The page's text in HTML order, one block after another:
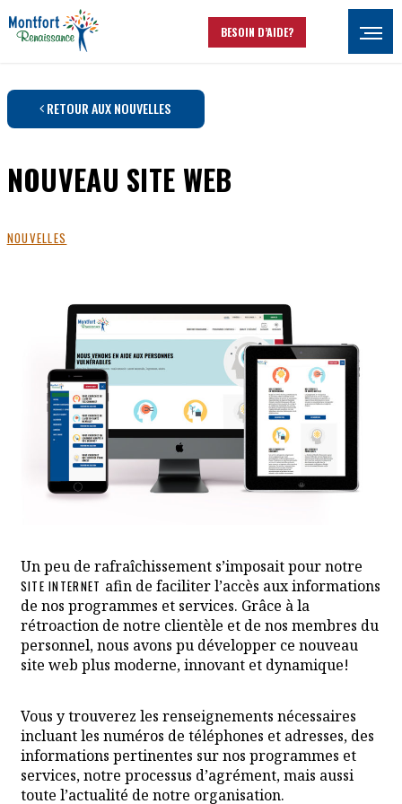
Aller au contenu principal
BESOIN D’AIDE?
RETOUR AUX NOUVELLES
NOUVEAU SITE WEB
Un peu de rafraîchissement s’imposait pour notreCET
SITE INTERNET afin de faciliter l’accès aux informations
de nos programmes et services. Grâce à la
rétroaction de notre clientèle et de nos membres du
personnel, nous avons pu développer ce nouveau
site web plus moderne, innovant et dynamique!
Vous y trouverez les renseignements nécessaires
incluant les numéros de téléphones et adresses, des
informations pertinentes sur nos programmes et
services, notre processus d’agrément, mais aussi
toute l’actualité de notre organisation.
NOUVELLES